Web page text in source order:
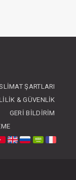
ŞARTLARI
& GÜVENLIK
GERI BILDIRIM